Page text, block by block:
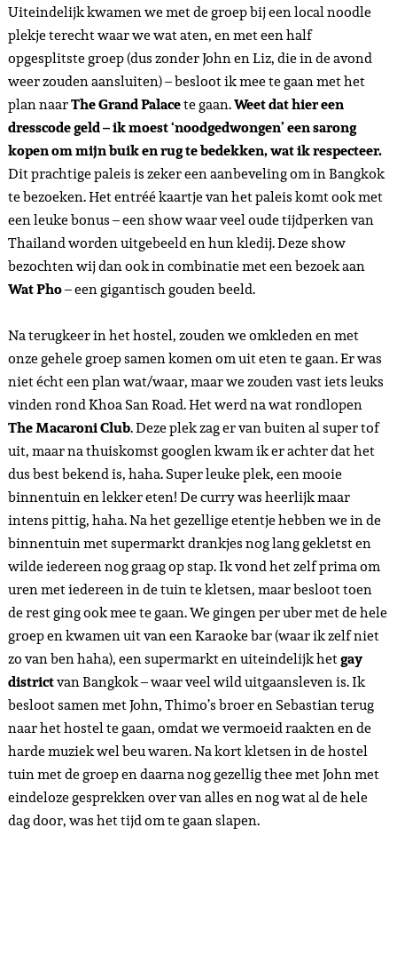
Uiteindelijk kwamen we met de groep bij een local noodle
plekje terecht waar we wat aten, en met een half
opgesplitste groep (dus zonder John en Liz, die in de avond
weer zouden aansluiten) – besloot ik mee te gaan met het
plan naarThe Grand Palacete gaan.Weet dat hier een
dresscode geld – ik moest ‘noodgedwongen’ een sarong
kopen om mijn buik en rug te bedekken, wat ik respecteer.
Dit prachtige paleis is zeker een aanbeveling om in Bangkok
te bezoeken. Het entréé kaartje van het paleis komt ook met
een leuke bonus – een show waar veel oude tijdperken van
Thailand worden uitgebeeld en hun kledij. Deze show
bezochten wij dan ook in combinatie met een bezoek aan
Wat Pho– een gigantisch gouden beeld.
Na terugkeer in het hostel, zouden we omkleden en met
onze gehele groep samen komen om uit eten te gaan. Er was
niet écht een plan wat/waar, maar we zouden vast iets leuks
vinden rond Khoa San Road. Het werd na wat rondlopen
The Macaroni Club. Deze plek zag er van buiten al super tof
uit, maar na thuiskomst googlen kwam ik er achter dat het
dus best bekend is, haha. Super leuke plek, een mooie
binnentuin en lekker eten! De curry was heerlijk maar
intens pittig, haha. Na het gezellige etentje hebben we in de
binnentuin met supermarkt drankjes nog lang gekletst en
wilde iedereen nog graag op stap. Ik vond het zelf prima om
uren met iedereen in de tuin te kletsen, maar besloot toen
de rest ging ook mee te gaan. We gingen per uber met de hele
groep en kwamen uit van een Karaoke bar (waar ik zelf niet
zo van ben haha), een supermarkt en uiteindelijk hetgay
districtvan Bangkok – waar veel wild uitgaansleven is. Ik
besloot samen met John, Thimo’s broer en Sebastian terug
naar het hostel te gaan, omdat we vermoeid raakten en de
harde muziek wel beu waren. Na kort kletsen in de hostel
tuin met de groep en daarna nog gezellig thee met John met
eindeloze gesprekken over van alles en nog wat al de hele
dag door, was het tijd om te gaan slapen.